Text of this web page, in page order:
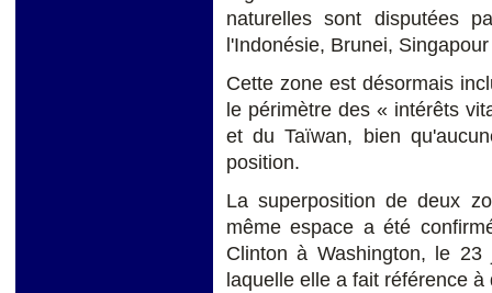
naturelles sont disputées
l'Indonésie, Brunei,
Cette zone est désormais
le périmètre des « intérêts
et du Taïwan, bien
position.
La superposition de deux
même espace a été
Clinton à Washington, le
laquelle elle a fait référence